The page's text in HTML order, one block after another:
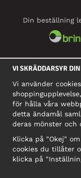
Din beställning
Org:
OBS! Skicka
VI SKRÄDDARSYR
Vi använder
för hålla våra
detta ändamål
deras mönster och
Klicka på "Okej"
cookies du tillåter
klicka på